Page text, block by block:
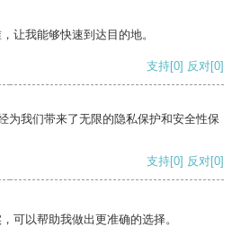
让我能够快速到达目的地。
支持[0] 反对[0]
为我们带来了无限的隐私保护和安全性保
支持[0] 反对[0]
可以帮助我做出更准确的选择。